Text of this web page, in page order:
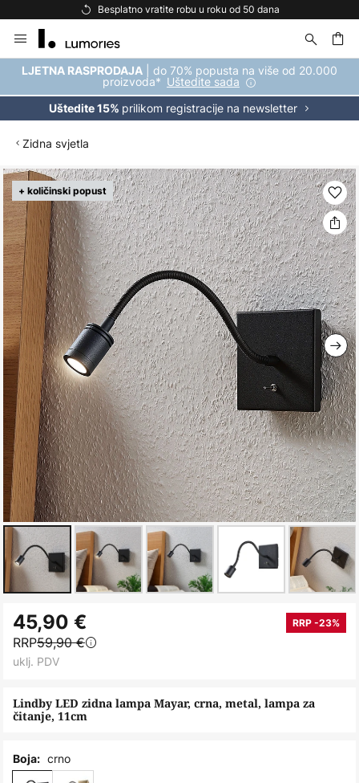
Besplatno vratite robu u roku od 50 dana
to
Content
LJETNA RASPRODAJA | do 70% popusta na više od 20.000
proizvoda* Uštedite sada
Uštedite 15% prilikom registracije na newsletter
Zidna svjetla
+ količinski popust
Skip
to
the
end
of
the
images
gallery
to
the
beginning
the
images
Lindby LED zidna lampa Mayar, crna, metal, lampa za
čitanje, 11cm
45,90 € RRP -23%
RRP59,90 €
uklj. PDV
Boja: crno